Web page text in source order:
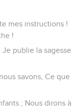
mes instructions !
!
publie la sagesse
savons, Ce que
; Nous dirons à